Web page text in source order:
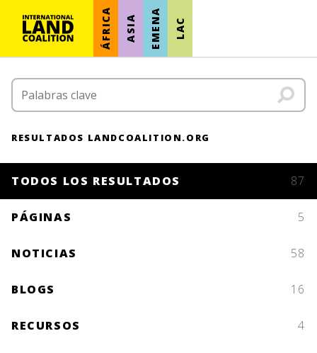
ÁFRICA ASIA EMENA LAC
RESULTADOS LANDCOALITION.ORG
TODOS LOS RESULTADOS 87
PÁGINAS 5
NOTICIAS 58
BLOGS 16
RECURSOS 4